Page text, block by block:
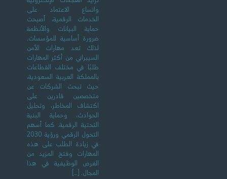
واتساع الاعتماد على
الخدمات الرقمية، أصبحت
حماية البيانات والأنظمة
ضرورة أساسية للمؤسسات.
لذلك تعد مهارات الأمن
السيبراني من أكثر المهارات
طلبًا في مختلف القطاعات
بالمملكة العربية السعودية،
حيث تبحث الشركات عن
متخصصين قادرين على
اكتشاف المخاطر، وتحليل
الحوادث، وحماية البنية
التحتية الرقمية. كما أسهم
التحول الرقمي ورؤية 2030
في زيادة الطلب على هذه
المهارات وفتح المزيد من
الفرص الوظيفية في هذا
المجال. […]